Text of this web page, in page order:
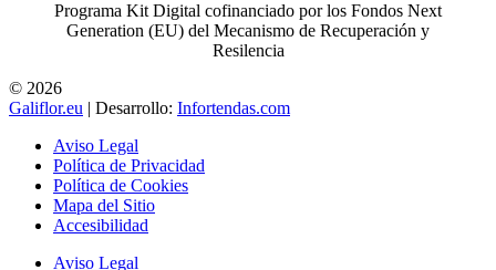
Programa Kit Digital cofinanciado por los Fondos Next
Generation (EU) del Mecanismo de Recuperación y
Resilencia
© 2026
Galiflor.eu | Desarrollo: Infortendas.com
Aviso Legal
Política de Privacidad
Política de Cookies
Mapa del Sitio
Accesibilidad
Aviso Legal